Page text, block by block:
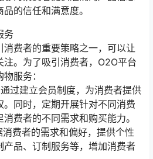
的信任和满意度。
务
费者的重要策略之一，可以让
。为了吸引消费者，O2O平台
服务：
过建立会员制度，为消费者提供
同时，定期开展针对不同消费
费者的不同需求和购买能力。
费者的需求和偏好，提供个性
产品、订制服务等，增加消费者